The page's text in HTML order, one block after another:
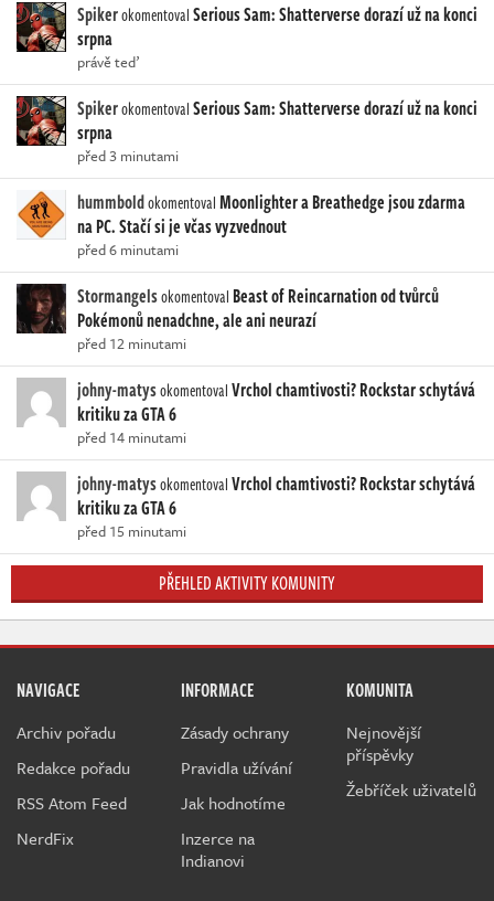
SpikerokomentovalSerious Sam: Shatterverse dorazí už na konci
srpna
právě teď
SpikerokomentovalSerious Sam: Shatterverse dorazí už na konci
srpna
před 3 minutami
hummboldokomentovalMoonlighter a Breathedge jsou zdarma
na PC. Stačí si je včas vyzvednout
před 6 minutami
Stormangelsokomentoval Beast of Reincarnation od tvůrců
Pokémonů nenadchne, ale ani neurazí
před 12 minutami
johny-matysokomentovalVrchol chamtivosti? Rockstar schytává
kritiku za GTA 6
před 14 minutami
johny-matysokomentovalVrchol chamtivosti? Rockstar schytává
kritiku za GTA 6
před 15 minutami
PŘEHLED AKTIVITY KOMUNITY
NAVIGACE
Archiv pořadu
Redakce pořadu
RSS Atom Feed
NerdFix
INFORMACE
Zásady ochrany
Pravidla užívání
Jak hodnotíme
Inzerce na
Indianovi
KOMUNITA
Nejnovější
příspěvky
Žebříček uživatelů